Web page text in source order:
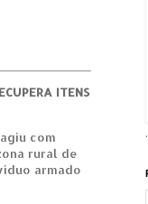
ITENS
com
rural de
armado
.